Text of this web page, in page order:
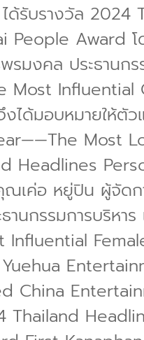
ได้รับรางวัล
Award
งคล ประธานกร
Influential
มอบหมายให้ตัว
Most
Headlines
เค่อ หยู่ปิน ผู้จัดก
กรรมการบริหา
China
Thailand